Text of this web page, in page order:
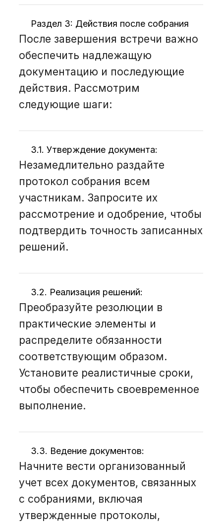
Раздел 3: Действия после собрания
После завершения встречи важно
обеспечить надлежащую
документацию и последующие
действия. Рассмотрим
следующие шаги:
3.1. Утверждение документа:
Незамедлительно раздайте
протокол собрания всем
участникам. Запросите их
рассмотрение и одобрение, чтобы
подтвердить точность записанных
решений.
3.2. Реализация решений:
Преобразуйте резолюции в
практические элементы и
распределите обязанности
соответствующим образом.
Установите реалистичные сроки,
чтобы обеспечить своевременное
выполнение.
3.3. Ведение документов:
Начните вести организованный
учет всех документов, связанных
с собраниями, включая
утвержденные протоколы,